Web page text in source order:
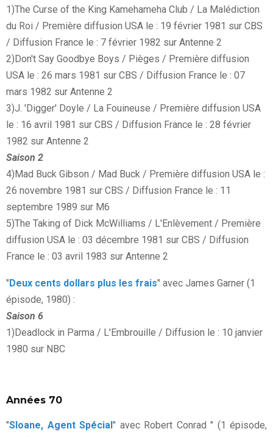
1)The Curse of the King Kamehameha Club / La Malédiction
du Roi / Première diffusion USA le : 19 février 1981 sur CBS
/ Diffusion France le : 7 février 1982 sur Antenne 2
2)Don't Say Goodbye Boys / Pièges / Première diffusion
USA le : 26 mars 1981 sur CBS / Diffusion France le : 07
mars 1982 sur Antenne 2
3)J. 'Digger' Doyle / La Fouineuse / Première diffusion USA
le : 16 avril 1981 sur CBS / Diffusion France le : 28 février
1982 sur Antenne 2
Saison 2
4)Mad Buck Gibson / Mad Buck / Première diffusion USA le :
26 novembre 1981 sur CBS / Diffusion France le : 11
septembre 1989 sur M6
5)The Taking of Dick McWilliams / L'Enlèvement / Première
diffusion USA le : 03 décembre 1981 sur CBS / Diffusion
France le : 03 avril 1983 sur Antenne 2
"Deux cents dollars plus les frais" avec James Garner (1
épisode, 1980) :
Saison 6
1)Deadlock in Parma / L'Embrouille / Diffusion le : 10 janvier
1980 sur NBC
Années 70
"Sloane, Agent Spécial" avec Robert Conrad " (1 épisode,